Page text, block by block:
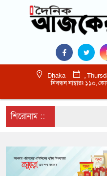
Dhaka
,
নিবন্ধন নাম্বারঃ ১১০,
শিরোনাম ::